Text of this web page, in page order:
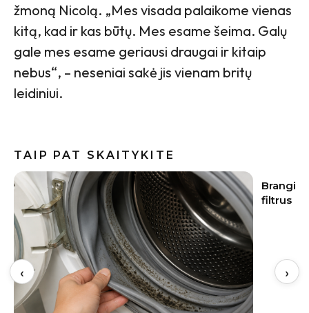
žmoną Nicolą. „Mes visada palaikome vienas
kitą, kad ir kas būtų. Mes esame šeima. Galų
gale mes esame geriausi draugai ir kitaip
nebus“, – neseniai sakė jis vienam britų
leidiniui.
TAIP PAT SKAITYKITE
Brangi naujakurių klaida: apie vandens
filtrus pagalvojama tik paleidus vandenį
Vasaros
įvaizdį
‹ ›